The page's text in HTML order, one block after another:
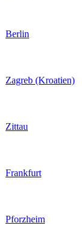
Berlin
Zagreb (Kroatien)
Zittau
Frankfurt
Pforzheim